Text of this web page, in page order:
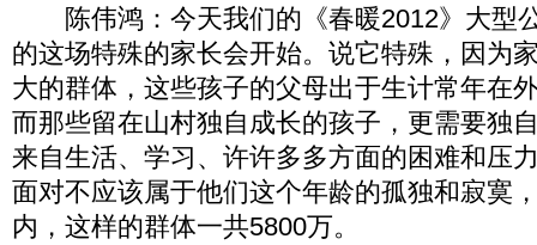
陈伟鸿：今天我们的《春暖2012》大型
的这场特殊的家长会开始。说它特殊，因为
大的群体，这些孩子的父母出于生计常年在
而那些留在山村独自成长的孩子，更需要独
来自生活、学习、许许多多方面的困难和压
面对不应该属于他们这个年龄的孤独和寂寞
内，这样的群体一共5800万。